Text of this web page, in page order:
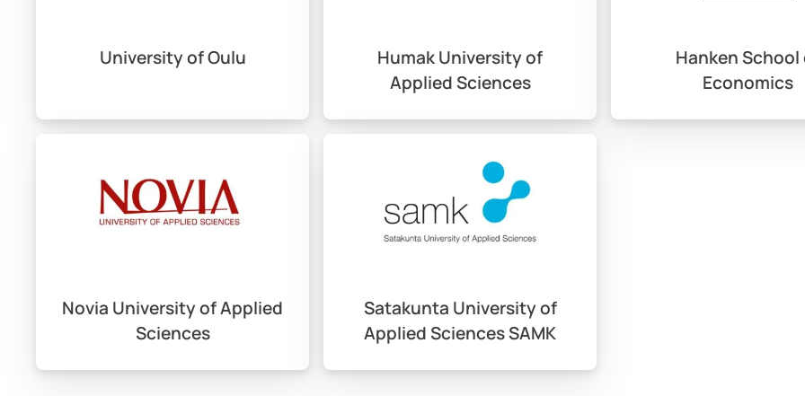
Finlandiya’da eğitim alırken sosyal hayattan da faydalanmanız mümkündür.
Öğrenci konaklama seçenekleri
Finlandiya’da üniversite eğitimi alan öğrenciler genellikle üniversite yurtlarında konaklamaktadır. Bu yurtlar,
yanı konaklama gibi alternatif seçenekler de mevcuttur.
Finlandiya, öğrencilere birçok sosyal etkinlik ve organizasyon fırsatı sunmaktadır. Üniversitelerde çeşitli kulüpler,
University of Oulu
Humak University of
Applied Sciences
Hanken School
Economics
Novia University of Applied
Sciences
Satakunta University of
Applied Sciences SAMK